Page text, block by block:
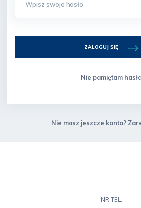
ZALOGUJ SIĘ
Nie pamiętam hasła
Nie masz jeszcze konta?
NR TEL.